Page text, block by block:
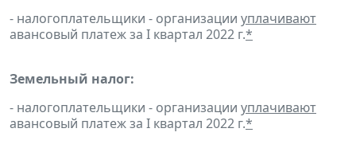
- налогоплательщики - организации уплачивают
авансовый платеж за I квартал 2022 г.*
Земельный налог:
- налогоплательщики - организации уплачивают
авансовый платеж за I квартал 2022 г.*